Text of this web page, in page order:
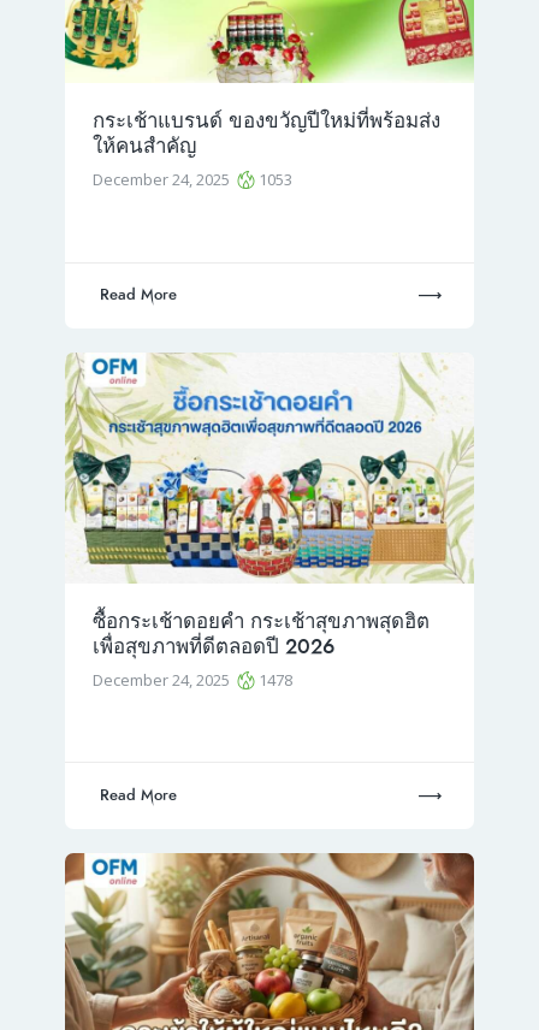
กระเช้าแบรนด์ ของขวัญปีใหม่ที่พร้อมส่ง
ให้คนสำคัญ
December 24, 2025 1053
Read More
ซื้อกระเช้าดอยคำ กระเช้าสุขภาพสุดฮิต
เพื่อสุขภาพที่ดีตลอดปี 2026
December 24, 2025 1478
Read More